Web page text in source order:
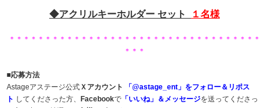
◆アクリルキーホルダー セット １名様
＊＊＊＊＊＊＊＊＊＊＊＊＊＊＊＊＊＊＊＊＊＊＊＊＊＊＊＊＊＊＊＊＊＊＊
＊＊＊
■応募方法
Astageアステージ公式 Ｘアカウント
「@astage_ent」をフォロー＆リポス
ト してくださった方、Facebookで 「いいね」＆メッセージを送ってくださっ